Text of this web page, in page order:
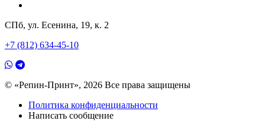
СПб, ул. Есенина, 19, к. 2
+7 (812) 634-45-10
© «Репин-Принт», 2026 Все права защищены
Политика конфиденциальности
Написать сообщение